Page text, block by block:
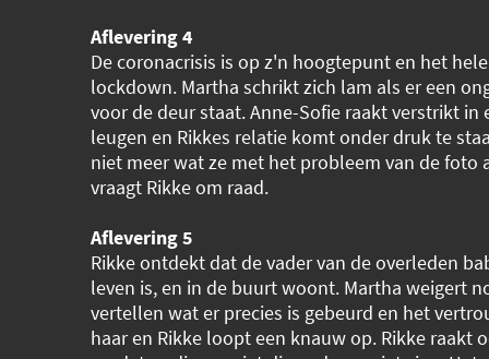
Aflevering 4
De coronacrisis is op z'n hoogtepunt en het
lockdown. Martha schrikt zich lam als er een
voor de deur staat. Anne-Sofie raakt verstrikt in
leugen en Rikkes relatie komt onder druk te
niet meer wat ze met het probleem van de foto
vraagt Rikke om raad.
Aflevering 5
Rikke ontdekt dat de vader van de overleden
leven is, en in de buurt woont. Martha weigert
vertellen wat er precies is gebeurd en het
haar en Rikke loopt een knauw op. Rikke raakt